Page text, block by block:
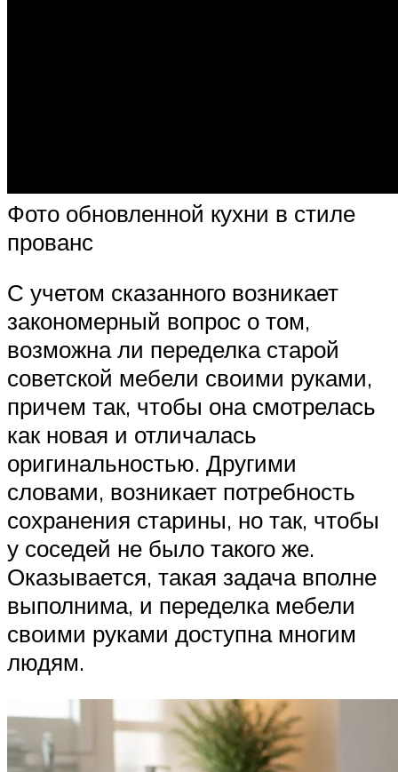
Фото обновленной кухни в стиле
прованс
С учетом сказанного возникает
закономерный вопрос о том,
возможна ли переделка старой
советской мебели своими руками,
причем так, чтобы она смотрелась
как новая и отличалась
оригинальностью. Другими
словами, возникает потребность
сохранения старины, но так, чтобы
у соседей не было такого же.
Оказывается, такая задача вполне
выполнима, и переделка мебели
своими руками доступна многим
людям.